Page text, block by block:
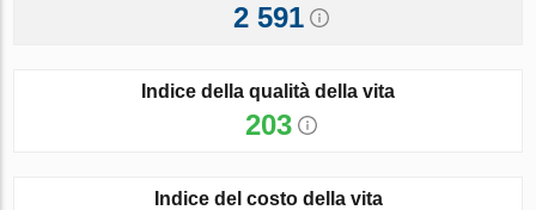
2 591
Indice della qualità della vita
203
Indice del costo della vita